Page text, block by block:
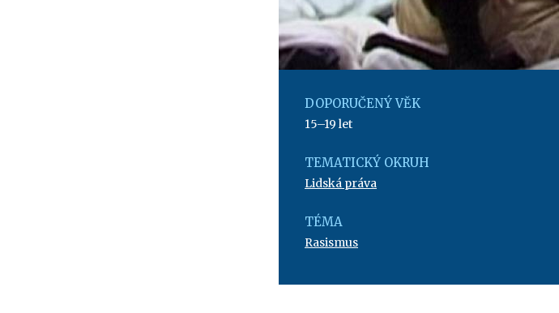
DOPORUČENÝ VĚK
15–19 let
TEMATICKÝ OKRUH
Lidská práva
TÉMA
Rasismus